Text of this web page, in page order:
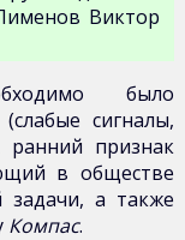
Виктор
было
сигналы,
признак
в обществе
задачи, а также
Компас.